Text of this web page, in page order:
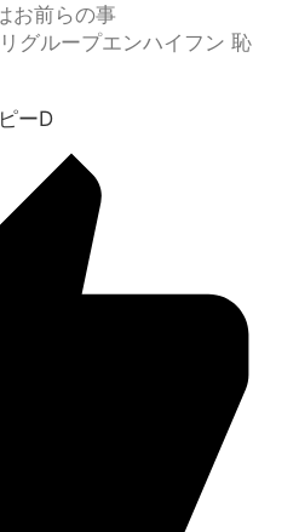
お前らの事
グループエンハイフン 恥
ーD